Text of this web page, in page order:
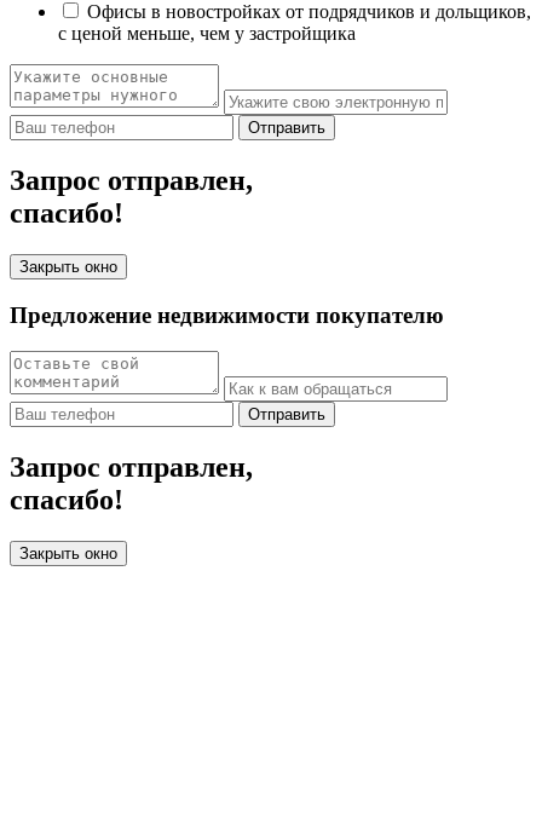
Офисы в новостройках от подрядчиков и дольщиков,
с ценой меньше, чем у застройщика
Отправить
Запрос отправлен,
спасибо!
Закрыть окно
Предложение недвижимости покупателю
Отправить
Запрос отправлен,
спасибо!
Закрыть окно